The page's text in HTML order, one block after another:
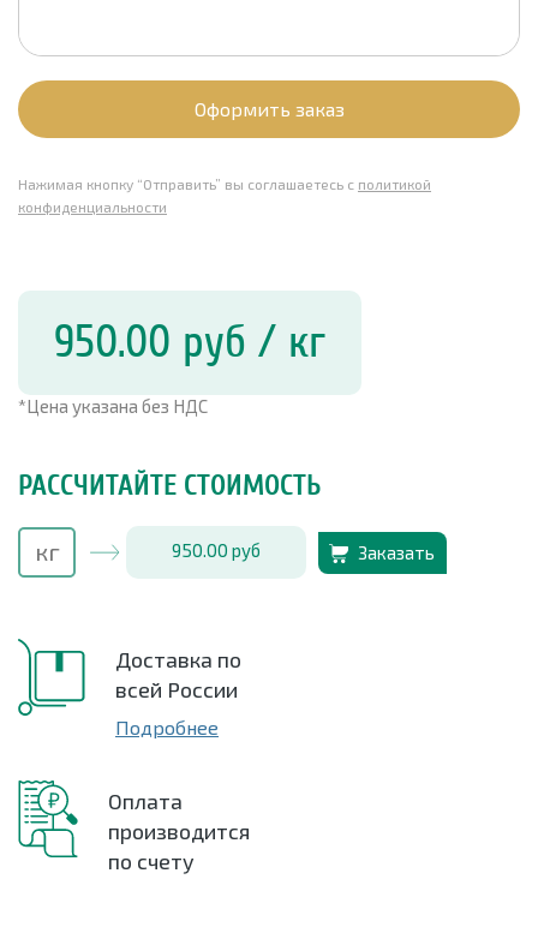
Оформить заказ
Нажимая кнопку “Отправить” вы соглашаетесь с политикой
конфиденциальности
950.00 руб / кг
*Цена указана без НДС
РАССЧИТАЙТЕ СТОИМОСТЬ
950.00 руб Заказать
Доставка по
всей России
Подробнее
Оплата
производится
по счету